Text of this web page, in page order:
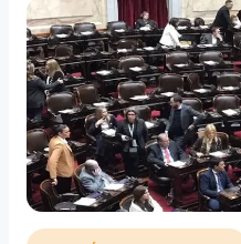
TENSIÓN EN EL CONGRESO